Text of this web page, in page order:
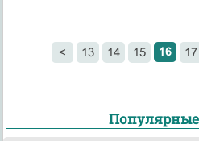
< 13 14 15 16 17
Популярные